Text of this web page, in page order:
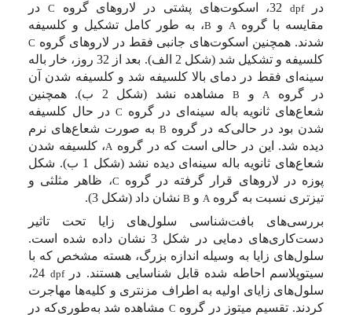
درdpf32، اسکوت‌های پشتی در لاروهای گروه C در
مقایسه با گروه A و B، به طور کامل تشکیل و کلسیفه
شدند. همچنین اسکوت‌های جانبی فقط در لاروهای گروه C
کلسیفه و تشکیل شد (شکل 2 الف). بعد از 32 روز، خار باله
سینه‌ای فقط در دمای بالا کلسیفه شد و کلسیفه شدن آن
در گروه A و B
مشاهده نشد (شکل 2 ب). همچنین
شعاع‌های ثانویه باله سینه‌ای در گروه C در حال کلسیفه
شدن بود در حالی‌که در گروه B به صورت شعاع‌های نرم
دیده شد. این در حالی است که در گروه A، کلسیفه شدن
شعاع
های ثانویه باله سینه‌ای دیده نشد (شکل 1 ب). شکل
پوزه در لاروهای قرار گرفته در گروه C، ظاهر مثلثی و
تیزتری نسبت به گروه A و B نشان داد (شکل 3).
بررسی‌های بافت‌شناسی سلول‌های زایا تحت تاثیر
دست‌کاری‌های دمایی در شکل 3 نشان داده شده است.
سلول‌های زایا به وسیله اندازه بزرگ، هسته مشخص که با
سیتوپلاسم احاطه شده قابل شناسایی هستند. درdpf
24،
سلول‌های زایای اولیه به اطراف مزنتری و کلیه‌ها مهاجرت
کردند. تقسیم میتوز در گروه C مشاهده شد به‌طوری‌که در